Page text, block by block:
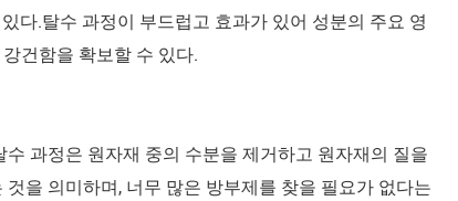
다.탈수 과정이 부드럽고 효과가 있어 성분의 주요 영
건함을 확보할 수 있다.
수 과정은 원자재 중의 수분을 제거하고 원자재의 질을
을 의미하며, 너무 많은 방부제를 찾을 필요가 없다는